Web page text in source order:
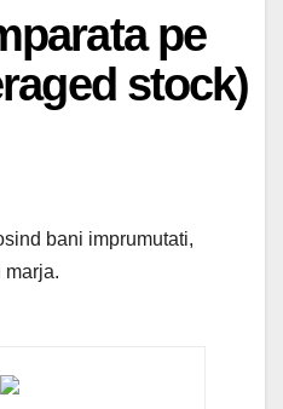
pe
stock)
bani imprumutati,
marja.